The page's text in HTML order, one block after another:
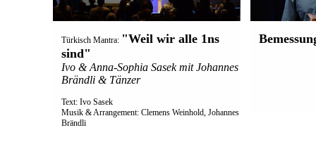
Türkisch Mantra: "Weil wir alle 1ns
sind"
Ivo & Anna-Sophia Sasek mit Johannes
Brändli & Tänzer
Text: Ivo Sasek
Musik & Arrangement: Clemens Weinhold, Johannes
Brändli